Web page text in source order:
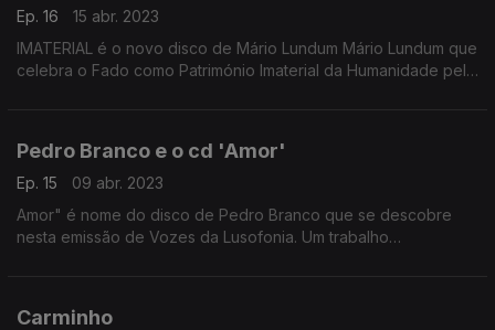
Ep. 16
15 abr. 2023
IMATERIAL é o novo disco de Mário Lundum Mário Lundum que
celebra o Fado como Património Imaterial da Humanidade pela
Pedro Branco e o cd 'Amor'
Ep. 15
09 abr. 2023
Amor" é nome do disco de Pedro Branco que se descobre
nesta emissão de Vozes da Lusofonia. Um trabalho
Carminho